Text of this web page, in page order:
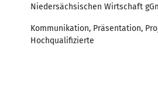
Niedersächsischen Wirtschaft
Kommunikation, Präsentation,
Hochqualifizierte